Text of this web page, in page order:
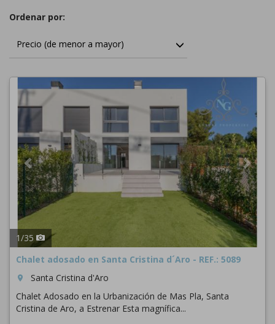
Ordenar por:
Precio (de menor a mayor)
Previous Next
1/35
Chalet adosado en Santa Cristina d´Aro - REF.: 5089
room
Santa Cristina d'Aro
Chalet Adosado en la Urbanización de Mas Pla, Santa
Cristina de Aro, a Estrenar Esta magnífica...